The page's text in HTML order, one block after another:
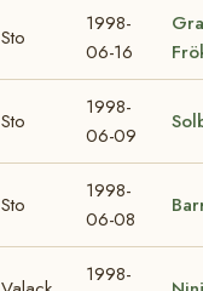
Sto
1998-
06-16
Sto
1998-
06-09
Sto
1998-
06-08
1998-